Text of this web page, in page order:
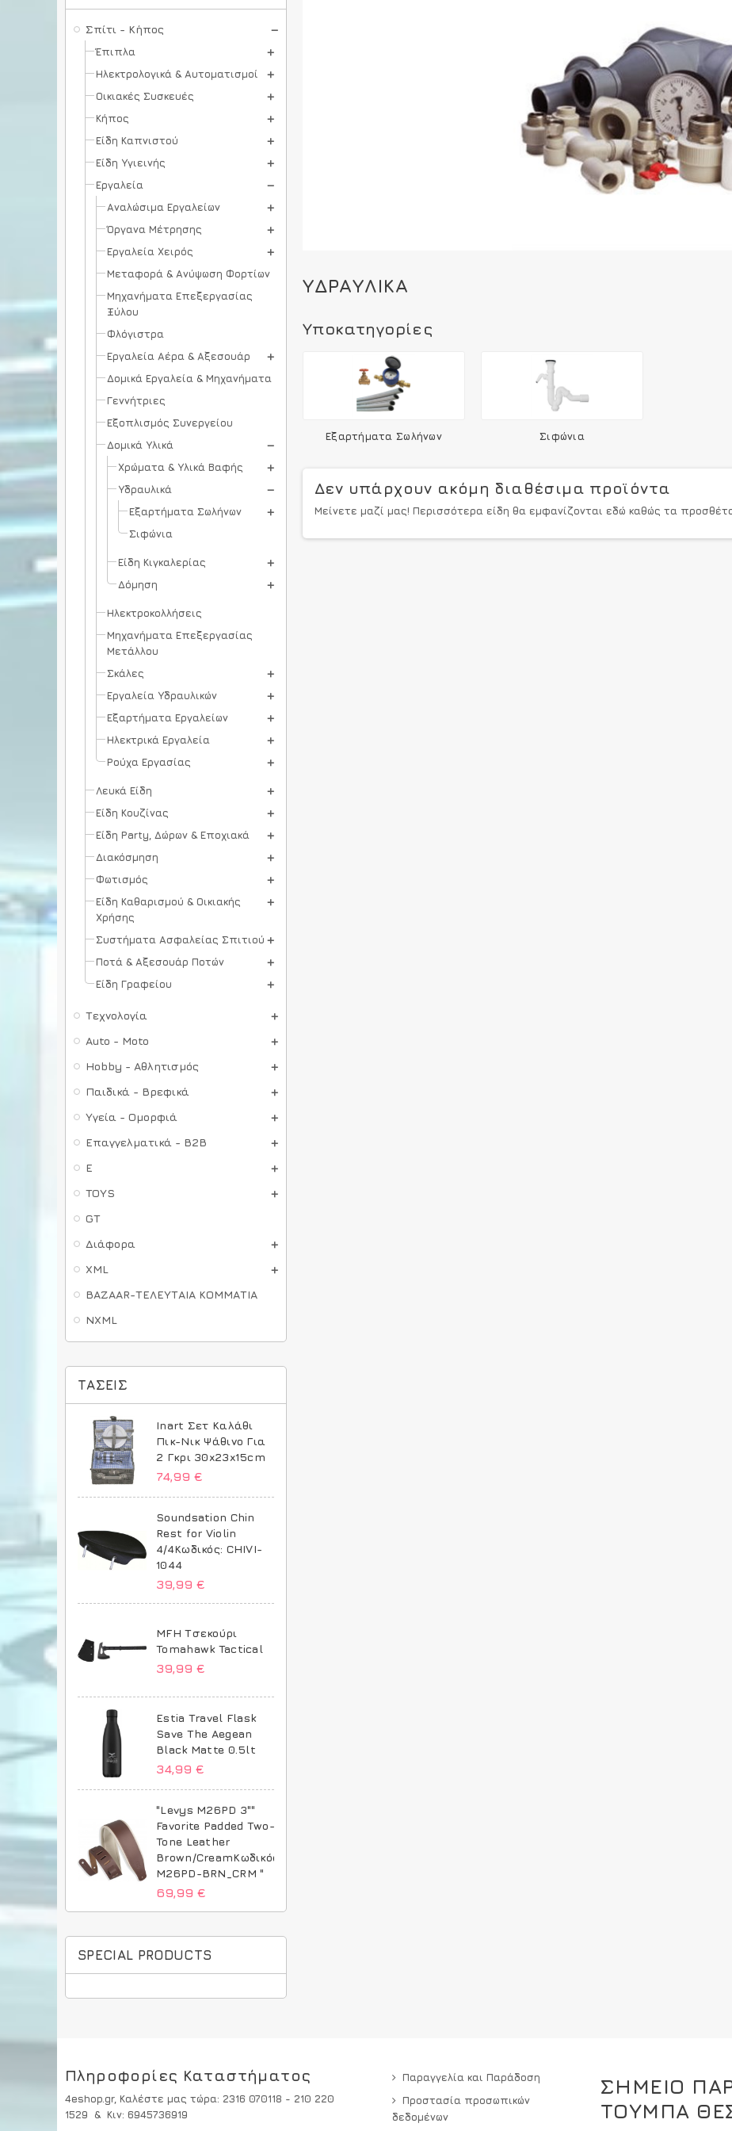
Σπίτι - Κήπος
Έπιπλα
Ηλεκτρολογικά & Αυτοματισμοί
Οικιακές Συσκευές
Κήπος
Είδη Καπνιστού
Είδη Υγιεινής
Εργαλεία
Αναλώσιμα Εργαλείων
Όργανα Μέτρησης
Εργαλεία Χειρός
Μεταφορά & Ανύψωση Φορτίων
Μηχανήματα Επεξεργασίας
Ξύλου
Φλόγιστρα
Εργαλεία Αέρα & Αξεσουάρ
Δομικά Εργαλεία & Μηχανήματα
Γεννήτριες
Εξοπλισμός Συνεργείου
Δομικά Υλικά
Χρώματα & Υλικά Βαφής
Υδραυλικά
Εξαρτήματα Σωλήνων
Σιφώνια
Είδη Κιγκαλερίας
Δόμηση
Ηλεκτροκολλήσεις
Μηχανήματα Επεξεργασίας
Μετάλλου
Σκάλες
Εργαλεία Υδραυλικών
Εξαρτήματα Εργαλείων
Ηλεκτρικά Εργαλεία
Ρούχα Εργασίας
Λευκά Είδη
Είδη Κουζίνας
Είδη Party, Δώρων & Εποχιακά
Διακόσμηση
Φωτισμός
Είδη Καθαρισμού & Οικιακής
Χρήσης
Συστήματα Ασφαλείας Σπιτιού
Ποτά & Αξεσουάρ Ποτών
Είδη Γραφείου
Τεχνολογία
Auto - Moto
Hobby - Αθλητισμός
Παιδικά - Βρεφικά
Υγεία - Ομορφιά
Επαγγελματικά - B2B
E
TOYS
GT
Διάφορα
XML
BAZAAR-ΤΕΛΕΥΤΑΙΑ ΚΟΜΜΑΤΙΑ
NXML
ΤΆΣΕΙΣ
Inart Σετ Καλάθι
Πικ-Νικ Ψάθινο Για
2 Γκρι 30x23x15cm
74,99 €
Soundsation Chin
Rest for Violin
4/4Κωδικός: CHIVI-
1044
39,99 €
MFH Τσεκούρι
Tomahawk Tactical
39,99 €
Estia Travel Flask
Save The Aegean
Black Matte 0.5lt
34,99 €
"Levys M26PD 3""
Favorite Padded Two-
Tone Leather
Brown/CreamΚωδικός:
M26PD-BRN_CRM "
69,99 €
SPECIAL PRODUCTS
ΥΔΡΑΥΛΙΚΆ
Υποκατηγορίες
Εξαρτήματα Σωλήνων Σιφώνια
Δεν υπάρχουν ακόμη διαθέσιμα προϊόντα
Μείνετε μαζί μας! Περισσότερα είδη θα εμφανίζονται εδώ καθώς τα
Πληροφορίες Καταστήματος
4eshop.gr, Καλέστε μας τώρα: 2316 070118 - 210 220
1529
& Κιν: 6945736919
Παραγγελία και Παράδοση
Προστασία προσωπικών
δεδομένων
ΣΗΜΕΙΟ
ΤΟΥΜΠΑ